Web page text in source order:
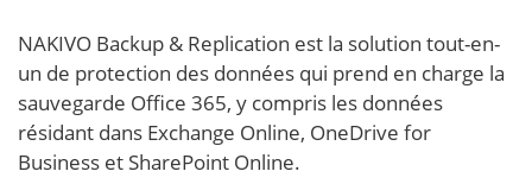
NAKIVO Backup & Replication est la solution tout-en-
un de protection des données qui prend en charge la
sauvegarde Office 365, y compris les données
résidant dans Exchange Online, OneDrive for
Business et SharePoint Online.